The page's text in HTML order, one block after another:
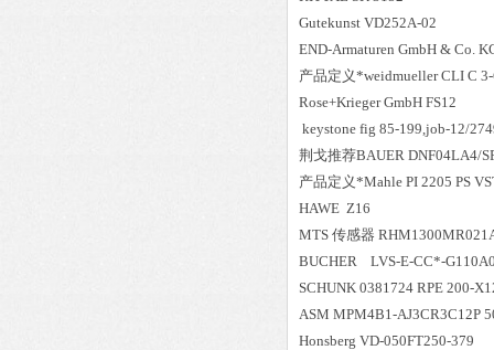
Gutekunst VD252A-02
END-Armaturen GmbH & Co.
产品定义*weidmueller CLI C
Rose+Krieger GmbH FS12
keystone fig 85-199,job-12/
荆戈推荐BAUER DNF04LA4/
产品定义*Mahle PI 2205 PS
HAWE Z16
MTS 传感器
BUCHER LVS-E-CC*-
SCHUNK 0381724 RPE 200-
ASM MPM4B1-AJ3CR3C12P
Honsberg VD-050FT250-379